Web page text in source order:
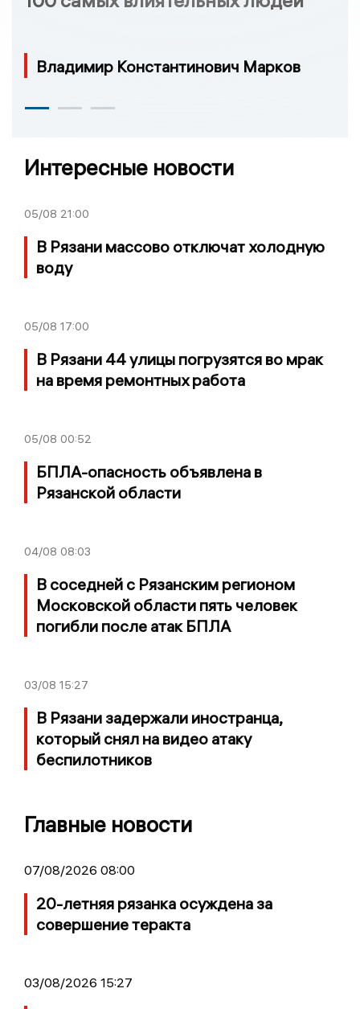
Владимир Константинович Марков
Интересные новости
05/08 21:00
В Рязани массово отключат холодную
воду
05/08 17:00
В Рязани 44 улицы погрузятся во мрак
на время ремонтных работа
05/08 00:52
БПЛА-опасность объявлена в
Рязанской области
04/08 08:03
В соседней с Рязанским регионом
Московской области пять человек
погибли после атак БПЛА
03/08 15:27
В Рязани задержали иностранца,
который снял на видео атаку
беспилотников
Главные новости
07/08/2026 08:00
20-летняя рязанка осуждена за
совершение теракта
03/08/2026 15:27